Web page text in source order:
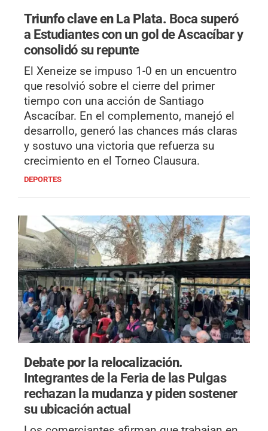
Triunfo clave en La Plata. Boca superó
a Estudiantes con un gol de Ascacíbar y
consolidó su repunte
El Xeneize se impuso 1-0 en un encuentro
que resolvió sobre el cierre del primer
tiempo con una acción de Santiago
Ascacíbar. En el complemento, manejó el
desarrollo, generó las chances más claras
y sostuvo una victoria que refuerza su
crecimiento en el Torneo Clausura.
DEPORTES
Debate por la relocalización.
Integrantes de la Feria de las Pulgas
rechazan la mudanza y piden sostener
su ubicación actual